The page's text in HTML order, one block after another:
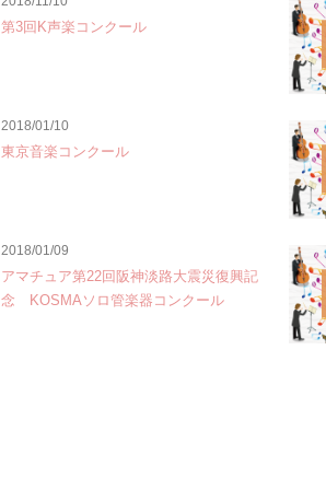
第3回K声楽コンクール
2018/01/10
東京音楽コンクール
2018/01/09
アマチュア第22回阪神淡路大震災復興記
念 KOSMAソロ管楽器コンクール